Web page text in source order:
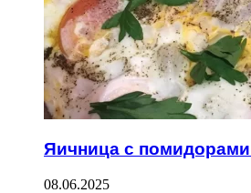
Яичница с
08.06.2025